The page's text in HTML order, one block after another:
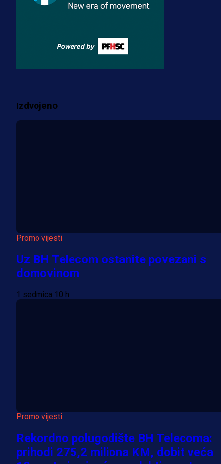
Premijer liga BiH
za pranje novca, pretresaju
prostorije FK Borac!
Izdvojeno
Promo vijesti
Uz BH Telecom ostanite povezani s
domovinom
1 sedmica 10 h
Promo vijesti
Rekordno polugodište BH Telecoma:
prihodi 275,2 miliona KM, dobit veća